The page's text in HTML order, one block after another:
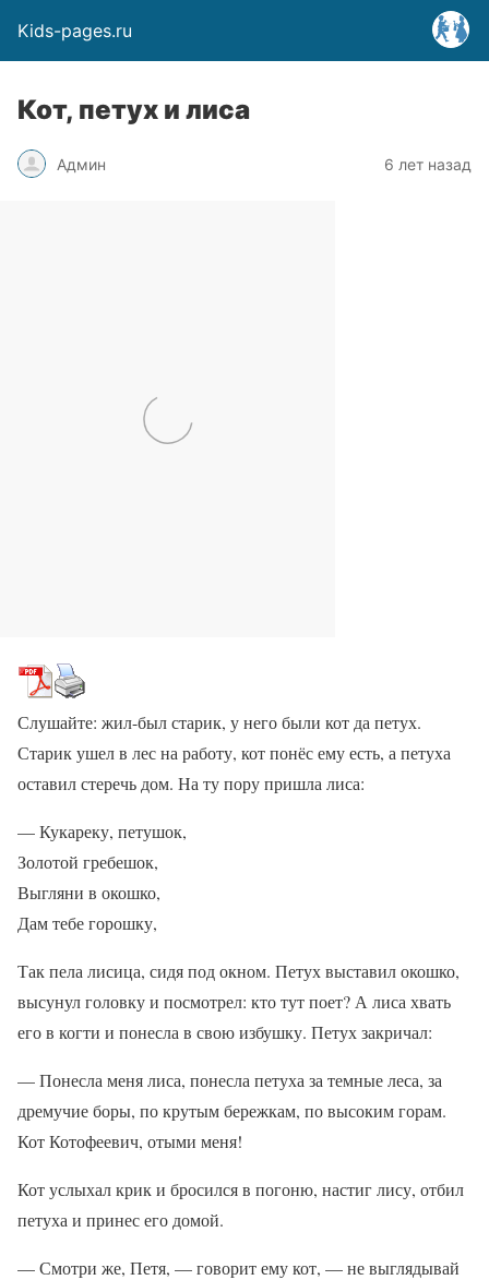
Kids-pages.ru
Кот, петух и лиса
Админ 6 лет назад
Слушайте: жил-был старик, у него были кот да петух.
Старик ушел в лес на работу, кот понёс ему есть, а петуха
оставил стеречь дом. На ту пору пришла лиса:
— Кукареку, петушок,
Золотой гребешок,
Выгляни в окошко,
Дам тебе горошку,
Так пела лисица, сидя под окном. Петух выставил окошко,
высунул головку и посмотрел: кто тут поет? А лиса хвать
его в когти и понесла в свою избушку. Петух закричал:
— Понесла меня лиса, понесла петуха за темные леса, за
дремучие боры, по крутым бережкам, по высоким горам.
Кот Котофеевич, отыми меня!
Кот услыхал крик и бросился в погоню, настиг лису, отбил
петуха и принес его домой.
— Смотри же, Петя, — говорит ему кот, — не выглядывай